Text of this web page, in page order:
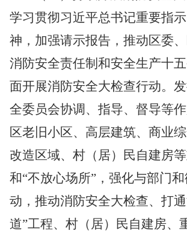
学习贯彻习近平总书记重要指
神，加强请示报告，推动区委
消防安全责任制和安全生产十
面开展消防安全大检查行动。
全委员会协调、指导、督导等
区老旧小区、高层建筑、商业
改造区域、村（居）民自建房
和“不放心场所”，强化与部门
动，推动消防安全大检查、打
道”工程、村（居）民自建房、